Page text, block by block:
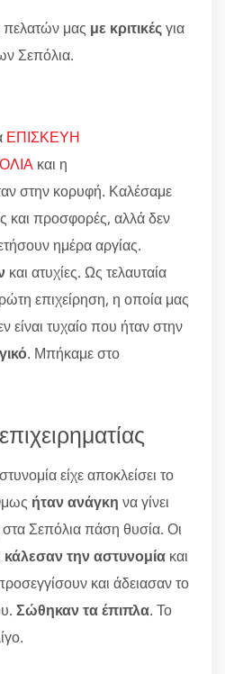
πελατών μας με κριτικέςγια
Σεπόλια.
ΕΠΙΣΚΕΥΗ
και η
στην κορυφή. Καλέσαμε
και προσφορές, αλλά δεν
ημέρα αργίας.
και ατυχίες. Ως τελαυταία
επιχείρηση, η οποία μας
είναι τυχαίο που ήταν στην
. Μπήκαμε στο
είχε αποκλείσει το
ήταν ανάγκη να γίνει
Σεπόλια πάση θυσία. Οι
κάλεσαν την αστυνομία και
και άδειασαν το
Σώθηκαν τα έπιπλα. Το